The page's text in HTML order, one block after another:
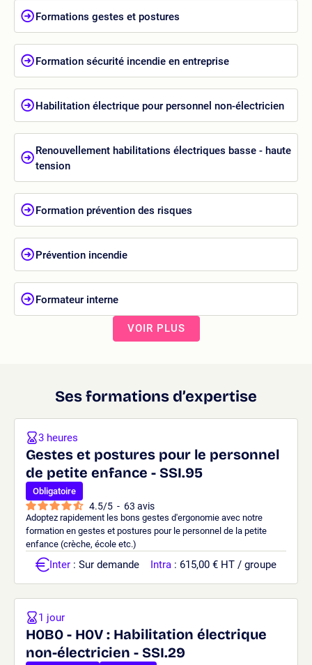
Formations gestes et postures
Formation sécurité incendie en entreprise
Habilitation électrique pour personnel non-électricien
Renouvellement habilitations électriques basse - haute
tension
Formation prévention des risques
Prévention incendie
Formateur interne
VOIR PLUS
Ses formations d’expertise
Gestes et postures pour le personnel
de petite enfance - SSI.95
Obligatoire
4.5/5 - 63 avis
Adoptez rapidement les bons gestes d'ergonomie avec notre
formation en gestes et postures pour le personnel de la petite
enfance (crèche, école etc.)
3 heures
Inter : Sur demande Intra : 615,00 € HT / groupe
H0B0 - H0V : Habilitation électrique
non-électricien - SSI.29
1 jour